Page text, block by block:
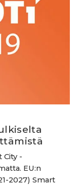
City -
EU:n
2027) Smart